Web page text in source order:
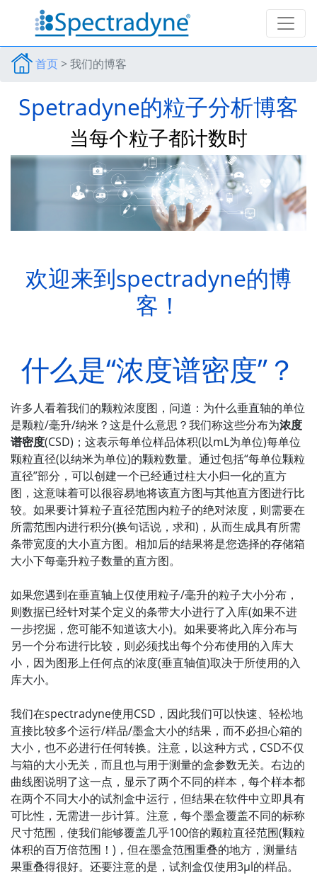
首页 >我们的博客
Spetradyne的粒子分析博客
当每个粒子都计数时
欢迎来到spectradyne的博
客！
什么是“浓度谱密度”？
许多人看着我们的颗粒浓度图，问道：为什么垂直轴的单位
是颗粒/毫升/纳米？这是什么意思？我们称这些分布为浓度
谱密度(CSD)；这表示每单位样品体积(以mL为单位)每单位
颗粒直径(以纳米为单位)的颗粒数量。通过包括“每单位颗粒
直径”部分，可以创建一个已经通过柱大小归一化的直方
图，这意味着可以很容易地将该直方图与其他直方图进行比
较。如果要计算粒子直径范围内粒子的绝对浓度，则需要在
所需范围内进行积分(换句话说，求和)，从而生成具有所需
条带宽度的大小直方图。相加后的结果将是您选择的存储箱
大小下每毫升粒子数量的直方图。
如果您遇到在垂直轴上仅使用粒子/毫升的粒子大小分布，
则数据已经针对某个定义的条带大小进行了入库(如果不进
一步挖掘，您可能不知道该大小)。如果要将此入库分布与
另一个分布进行比较，则必须找出每个分布使用的入库大
小，因为图形上任何点的浓度(垂直轴值)取决于所使用的入
库大小。
我们在spectradyne使用CSD，因此我们可以快速、轻松地
直接比较多个运行/样品/墨盒大小的结果，而不必担心箱的
大小，也不必进行任何转换。注意，以这种方式，CSD不仅
与箱的大小无关，而且也与用于测量的盒参数无关。右边的
曲线图说明了这一点，显示了两个不同的样本，每个样本都
在两个不同大小的试剂盒中运行，但结果在软件中立即具有
可比性，无需进一步计算。注意，每个墨盒覆盖不同的标称
尺寸范围，使我们能够覆盖几乎100倍的颗粒直径范围(颗粒
体积的百万倍范围！)，但在墨盒范围重叠的地方，测量结
果重叠得很好。还要注意的是，试剂盒仅使用3μl的样品。